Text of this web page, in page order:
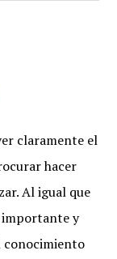
claramente el
hacer
Al igual que
importante y
conocimiento